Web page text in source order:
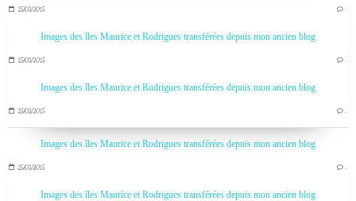
25/03/2015
Images des îles Maurice et Rodrigues transférées depuis mon ancien blog
25/03/2015
Images des îles Maurice et Rodrigues transférées depuis mon ancien blog
25/03/2015
Images des îles Maurice et Rodrigues transférées depuis mon ancien blog
25/03/2015
Images des îles Maurice et Rodrigues transférées depuis mon ancien blog